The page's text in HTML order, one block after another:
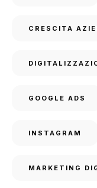
CRESCITA
GOOGLE ADS
INSTAGRAM
MARKETING